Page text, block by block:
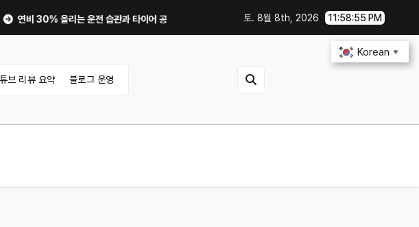
는 운전 습관과 타이어 공기압 꿀팁｜주유비가 달라지는 핵심은? 전기차 배터리 수명 오래 쓰는 충전·관
토. 8월 8th, 2026 11:58:57 PM
브 리뷰 요약 블로그 운영
Korean ▼